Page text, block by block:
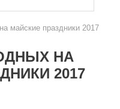
майские праздники 2017
НА
2017